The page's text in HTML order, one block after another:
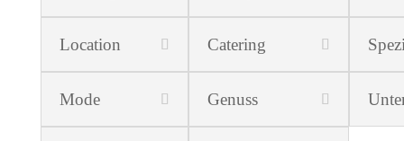
Location
Mode
Catering
Genuss